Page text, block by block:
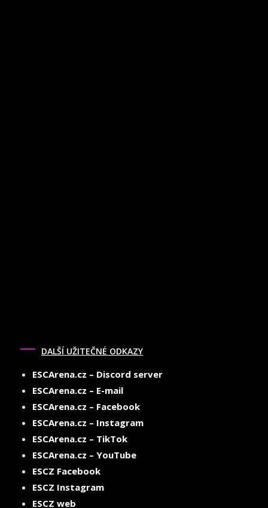
DALŠÍ UŽITEČNÉ ODKAZY
ESCArena.cz – Discord server
ESCArena.cz – E-mail
ESCArena.cz – Facebook
ESCArena.cz – Instagram
ESCArena.cz – TikTok
ESCArena.cz – YouTube
ESCZ Facebook
ESCZ Instagram
ESCZ web